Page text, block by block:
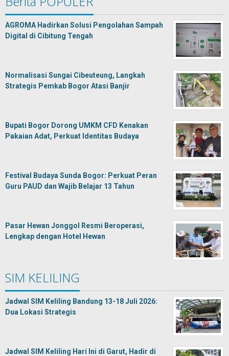
AGROMA Hadirkan Solusi Pengolahan Sampah
Digital di Cibitung Tengah
Normalisasi Sungai Cibeuteung, Langkah
Strategis Pemkab Bogor Atasi Banjir
Bupati Bogor Dorong UMKM CFD Kenakan
Pakaian Adat, Perkuat Identitas Budaya
Festival Budaya Sunda Bogor: Perkuat Peran
Guru PAUD dan Wajib Belajar 13 Tahun
Pasar Hewan Jonggol Resmi Beroperasi,
Lengkap dengan Hotel Hewan
SIM KELILING
Jadwal SIM Keliling Bandung 13-18 Juli 2026:
Dua Lokasi Strategis
Jadwal SIM Keliling Hari Ini di Garut, Hadir di